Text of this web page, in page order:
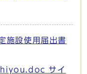
施設使用届出書
サイ